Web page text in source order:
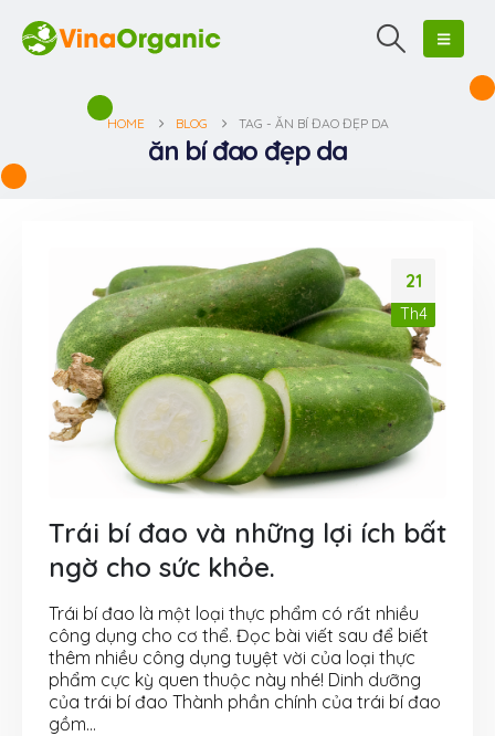
HOME BLOG TAG - ĂN BÍ ĐAO ĐẸP DA
ăn bí đao đẹp da
21
Th4
Trái bí đao và những lợi ích bất
ngờ cho sức khỏe.
Trái bí đao là một loại thực phẩm có rất nhiều
công dụng cho cơ thể. Đọc bài viết sau để biết
thêm nhiều công dụng tuyệt vời của loại thực
phẩm cực kỳ quen thuộc này nhé! Dinh dưỡng
của trái bí đao Thành phần chính của trái bí đao
gồm...